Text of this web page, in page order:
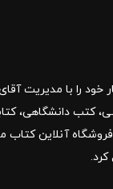
کتاب مارکا در سال 1383 کار